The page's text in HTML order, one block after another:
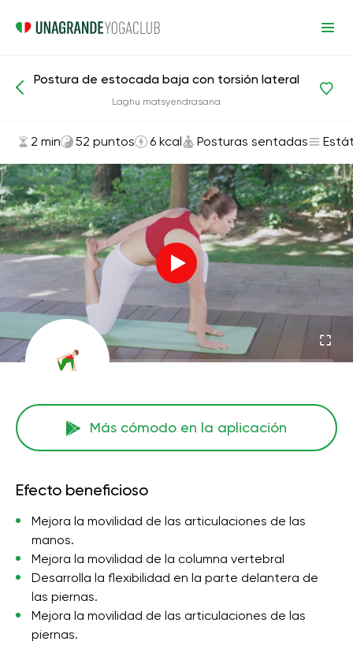
Asanas y ejercicios Posturas sentadas
Postura de estocada baja con torsión lateral
Laghu matsyendrasana
2 min 52 puntos 6 kcal Posturas sentadas
Más cómodo en la aplicación
Efecto beneficioso
Mejora la movilidad de las articulaciones de las
manos.
Mejora la movilidad de la columna vertebral
Desarrolla la flexibilidad en la parte delantera de
las piernas.
Mejora la movilidad de las articulaciones de las
piernas.